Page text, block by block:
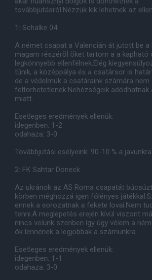
továbbjutásról.Nézzük kik lehetnek az
1: Schalke 04
A német csapat a Valencián át jutott be a
magam részérõl õket tartom a a kapható
legkönnyebb ellenfélnek.Elég
tûnik, a középpálya és a csatársor is
de a védelmük a csatáraink számára nem
feltörhetetlenek.Nehézségeik adódhatnak
miatt.
Esetleges eredmények ellenük:
idegenben: 1-2
odahaza: 3-0
Továbbjutási esélyeink: 90-10 % a javunkra
2: FK Sahtar Doneck
Az ukránok az AS Roma csapatát
körben méghozzá igen fölényes
ennek a sorozatnak a fekete lovai.Nem
tenni.A meglepetés erején kívül viszont
nincs velünk szenben így úgy vélem a
õk lennének a legjobbak a számunkra.
Esetleges eredmények ellenük:
idegenben: 1-1
odahaza: 3-0